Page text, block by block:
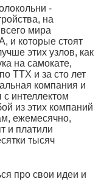
-
на
мира
и которые стоят
этих узлов, как
на самокате,
ТТХ и за сто лет
компания и
интеллектом
из этих компаний
ежемесячно,
и платили
тысяч
про свои идеи и